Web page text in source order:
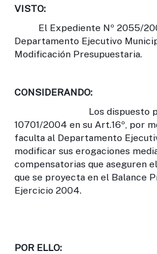
VISTO:
El Expediente Nº 2055/
Departamento Ejecutivo
Modificación Presupuestaria.
CONSIDERANDO:
Los dispuesto por la
10701/2004 en su Art.16º, por
faculta al Departamento
modificar sus erogaciones
compensatorias que aseguren
que se proyecta en el Balance
Ejercicio 2004.
POR ELLO: